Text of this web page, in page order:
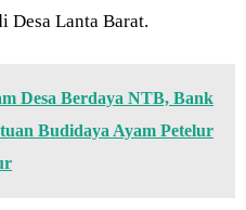
Desa Lanta Barat.
Desa Berdaya NTB, Bank
Budidaya Ayam Petelur